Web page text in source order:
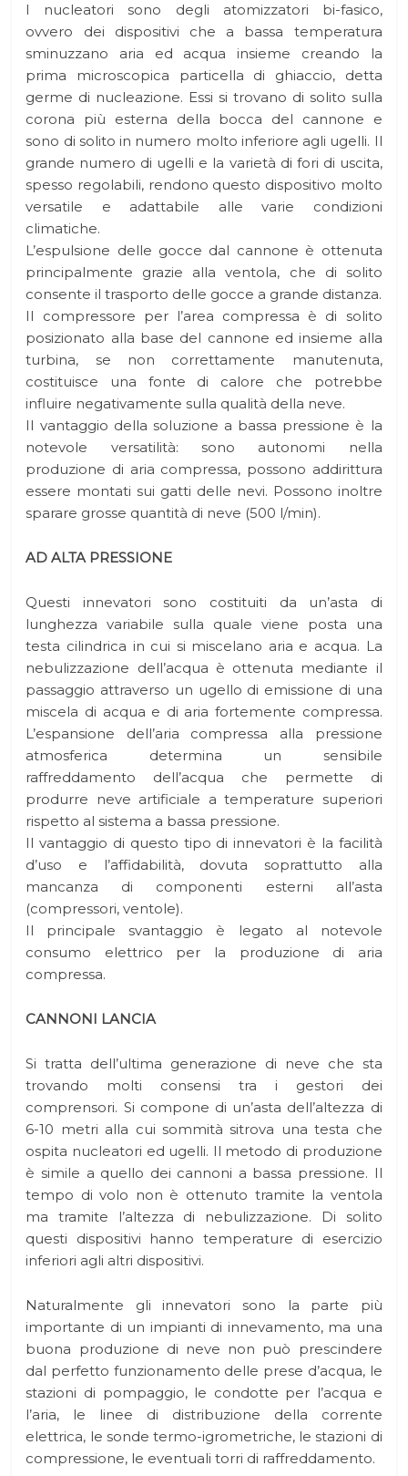
I nucleatori sono degli atomizzatori bi-fasico,
ovvero dei dispositivi che a bassa temperatura
sminuzzano aria ed acqua insieme creando la
prima microscopica particella di ghiaccio, detta
germe di nucleazione. Essi si trovano di solito sulla
corona più esterna della bocca del cannone e
sono di solito in numero molto inferiore agli ugelli. Il
grande numero di ugelli e la varietà di fori di uscita,
spesso regolabili, rendono questo dispositivo molto
versatile e adattabile alle varie condizioni
climatiche.
L’espulsione delle gocce dal cannone è ottenuta
principalmente grazie alla ventola, che di solito
consente il trasporto delle gocce a grande distanza.
Il compressore per l’area compressa è di solito
posizionato alla base del cannone ed insieme alla
turbina, se non correttamente manutenuta,
costituisce una fonte di calore che potrebbe
influire negativamente sulla qualità della neve.
Il vantaggio della soluzione a bassa pressione è la
notevole versatilità: sono autonomi nella
produzione di aria compressa, possono addirittura
essere montati sui gatti delle nevi. Possono inoltre
sparare grosse quantità di neve (500 l/min).
AD ALTA PRESSIONE
Questi innevatori sono costituiti da un’asta di
lunghezza variabile sulla quale viene posta una
testa cilindrica in cui si miscelano aria e acqua. La
nebulizzazione dell’acqua è ottenuta mediante il
passaggio attraverso un ugello di emissione di una
miscela di acqua e di aria fortemente compressa.
L’espansione dell’aria compressa alla pressione
atmosferica determina un sensibile
raffreddamento dell’acqua che permette di
produrre neve artificiale a temperature superiori
rispetto al sistema a bassa pressione.
Il vantaggio di questo tipo di innevatori è la facilità
d’uso e l’affidabilità, dovuta soprattutto alla
mancanza di componenti esterni all’asta
(compressori, ventole).
Il principale svantaggio è legato al notevole
consumo elettrico per la produzione di aria
compressa.
CANNONI LANCIA
Si tratta dell’ultima generazione di neve che sta
trovando molti consensi tra i gestori dei
comprensori. Si compone di un’asta dell’altezza di
6-10 metri alla cui sommità sitrova una testa che
ospita nucleatori ed ugelli. Il metodo di produzione
è simile a quello dei cannoni a bassa pressione. Il
tempo di volo non è ottenuto tramite la ventola
ma tramite l’altezza di nebulizzazione. Di solito
questi dispositivi hanno temperature di esercizio
inferiori agli altri dispositivi.
Naturalmente gli innevatori sono la parte più
importante di un impianti di innevamento, ma una
buona produzione di neve non può prescindere
dal perfetto funzionamento delle prese d’acqua, le
stazioni di pompaggio, le condotte per l’acqua e
l’aria, le linee di distribuzione della corrente
elettrica, le sonde termo-igrometriche, le stazioni di
compressione, le eventuali torri di raffreddamento.